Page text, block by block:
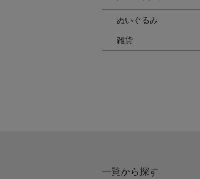
ぬいぐるみ
雑貨
一覧から探す